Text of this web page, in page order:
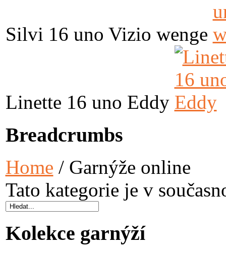
Silvi 16 uno Vizio wenge
Linette 16 uno Eddy
Breadcrumbs
Home / Garnýže online
Tato kategorie je v
Kolekce garnýží